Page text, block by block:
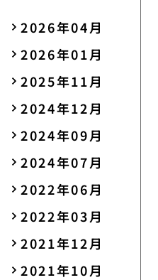
2026年04月
2026年01月
2025年11月
2024年12月
2024年09月
2024年07月
2022年06月
2022年03月
2021年12月
2021年10月